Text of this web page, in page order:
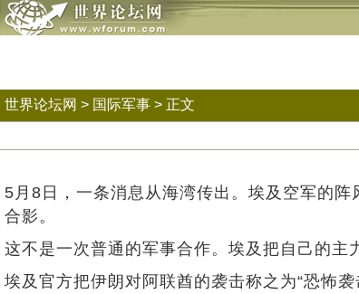
世界论坛网 > 国际军事 > 正文
5月8日，一条消息从海湾传出。埃及空军的
合影。
这不是一次普通的军事合作。埃及把自己的主
埃及官方把伊朗对阿联酋的袭击称之为“恐怖